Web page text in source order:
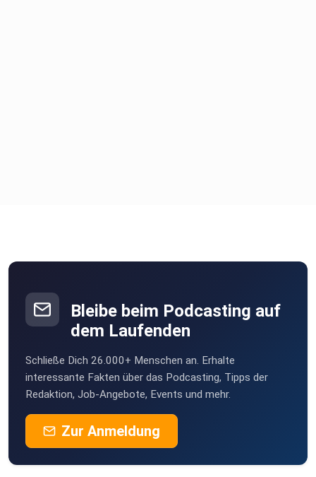
Bleibe beim Podcasting auf
dem Laufenden
Schließe Dich 26.000+ Menschen an. Erhalte
interessante Fakten über das Podcasting, Tipps der
Redaktion, Job-Angebote, Events und mehr.
Zur Anmeldung